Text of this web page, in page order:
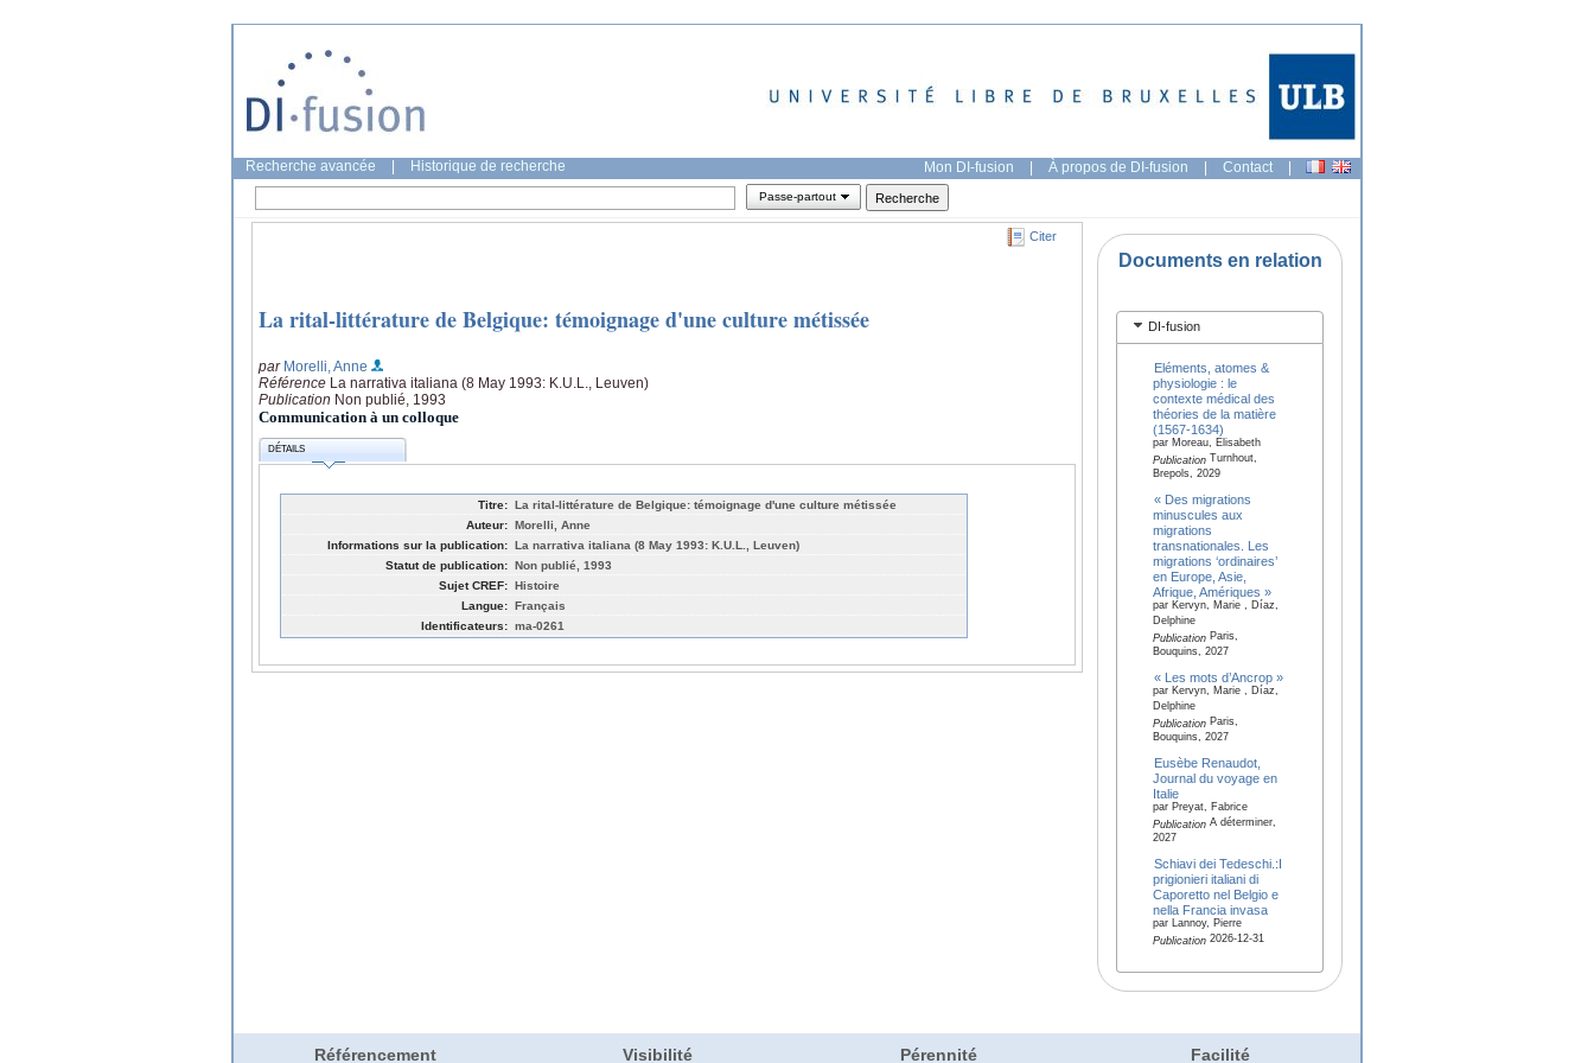
Recherche avancée Historique de recherche Mon DI-fusion | À propos de DI-fusion | Contact |
Passe-partout
Citer
La rital-littérature de Belgique: témoignage d'une culture métissée
par Morelli, Anne
Référence La narrativa italiana (8 May 1993: K.U.L., Leuven)
Publication Non publié, 1993
Communication à un colloque
DÉTAILS
Titre: La rital-littérature de Belgique: témoignage d'une culture métissée
Auteur: Morelli, Anne
Informations sur la publication: La narrativa italiana (8 May 1993: K.U.L., Leuven)
Statut de publication: Non publié, 1993
Sujet CREF: Histoire
Langue: Français
Identificateurs: ma-0261
Documents en relation
DI-fusion
Eléments, atomes &
physiologie : le
contexte médical des
théories de la matière
(1567-1634)
par Moreau, Elisabeth
PublicationTurnhout,
Brepols, 2029
« Des migrations
minuscules aux
migrations
transnationales. Les
migrations ‘ordinaires’
en Europe, Asie,
Afrique, Amériques »
par Kervyn, Marie , Díaz,
Delphine
PublicationParis,
Bouquins, 2027
« Les mots d’Ancrop »
par Kervyn, Marie , Díaz,
Delphine
PublicationParis,
Bouquins, 2027
Eusèbe Renaudot,
Journal du voyage en
Italie
par Preyat, Fabrice
PublicationA déterminer,
2027
Schiavi dei Tedeschi.:I
prigionieri italiani di
Caporetto nel Belgio e
nella Francia invasa
par Lannoy, Pierre
Publication2026-12-31
Référencement Visibilité Pérennité Facilité